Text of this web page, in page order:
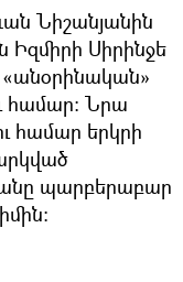
Նիշանյանին
Սիրինջե
համար: Նրա
համար երկրի
պարբերաբար